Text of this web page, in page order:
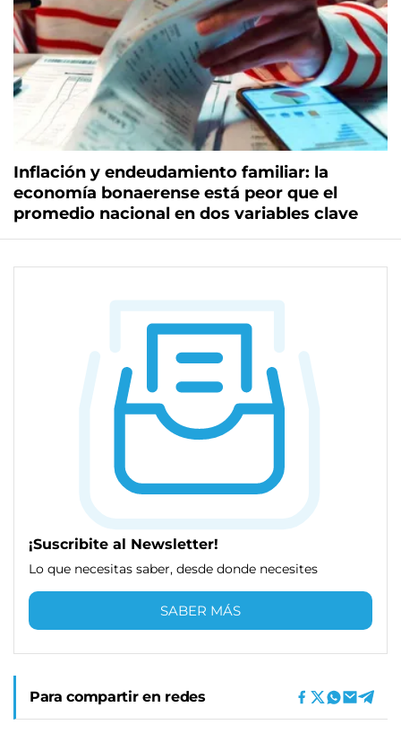
Inflación y endeudamiento familiar: la
economía bonaerense está peor que el
promedio nacional en dos variables clave
¡Suscribite al Newsletter!
Lo que necesitas saber, desde donde necesites
SABER MÁS
Para compartir en redes